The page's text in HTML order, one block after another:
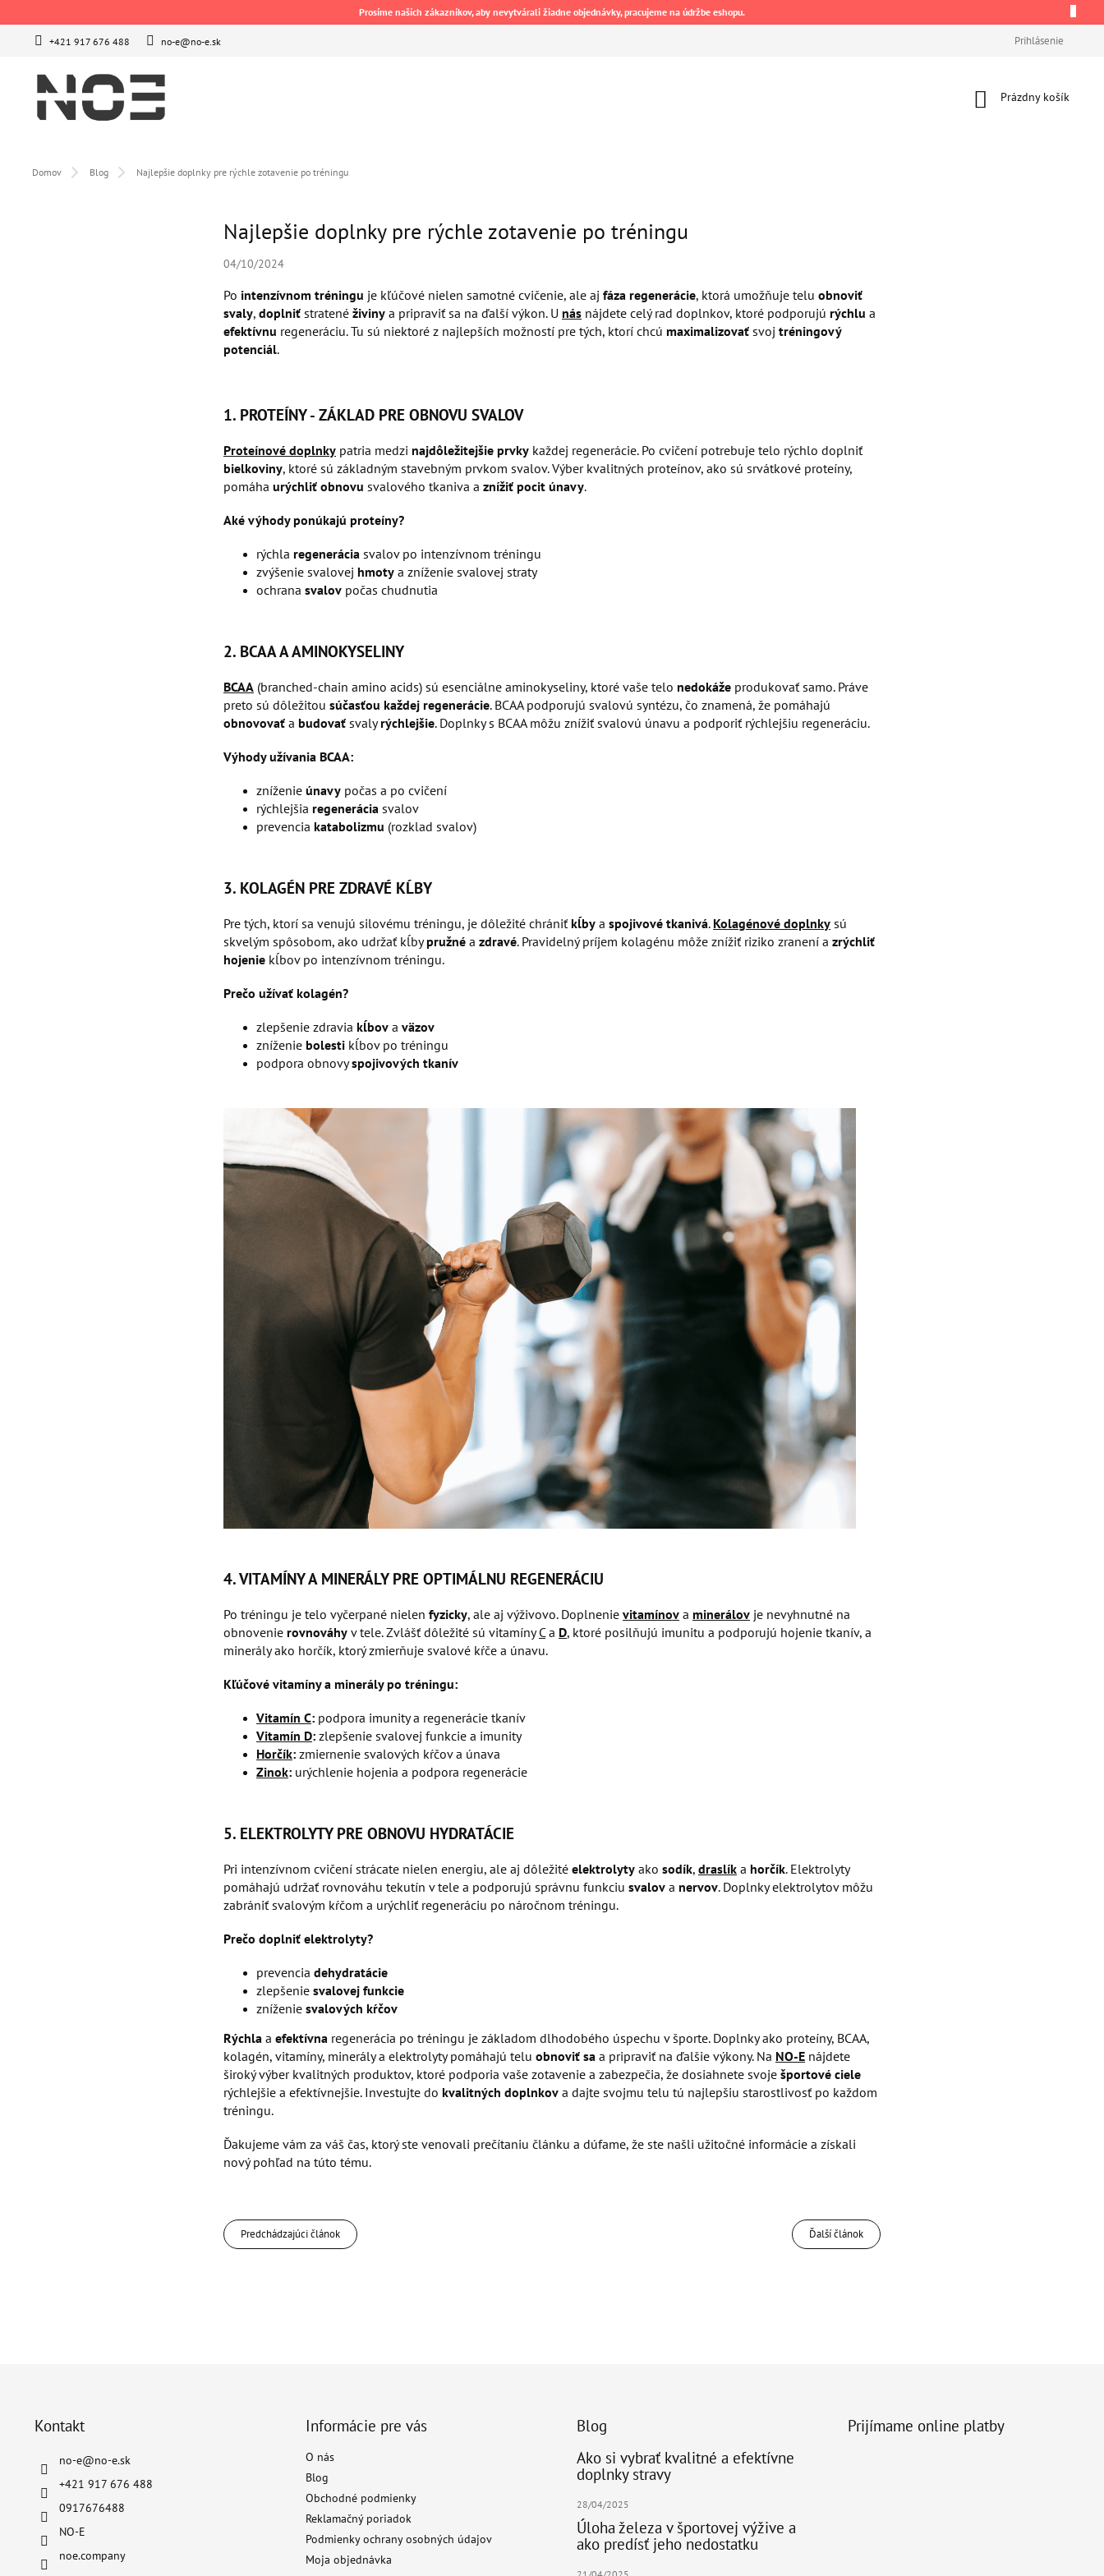
na
Prosíme naších zákazníkov, aby nevytvárali žiadne objednávky, pracujeme na údržbe eshopu.
+421 917 676 488 no-e@no-e.sk Prihlásenie
Nákupný
Prázdny košík
Domov Blog Najlepšie doplnky pre rýchle zotavenie po tréningu
Najlepšie doplnky pre rýchle zotavenie po tréningu
04/10/2024
Po intenzívnom tréningu je kľúčové nielen samotné cvičenie, ale aj fáza regenerácie, ktorá umožňuje telu obnoviť
svaly, doplniť stratené živiny a pripraviť sa na ďalší výkon. U nás nájdete celý rad doplnkov, ktoré podporujú rýchlu a
efektívnu regeneráciu. Tu sú niektoré z najlepších možností pre tých, ktorí chcú maximalizovať svoj tréningový
potenciál.
1. PROTEÍNY - ZÁKLAD PRE OBNOVU SVALOV
Proteínové doplnky patria medzi najdôležitejšie prvky každej regenerácie. Po cvičení potrebuje telo rýchlo doplniť
bielkoviny, ktoré sú základným stavebným prvkom svalov. Výber kvalitných proteínov, ako sú srvátkové proteíny,
pomáha urýchliť obnovu svalového tkaniva a znížiť pocit únavy.
Aké výhody ponúkajú proteíny?
rýchla regenerácia svalov po intenzívnom tréningu
zvýšenie svalovej hmoty a zníženie svalovej straty
ochrana svalov počas chudnutia
2. BCAA A AMINOKYSELINY
BCAA (branched-chain amino acids) sú esenciálne aminokyseliny, ktoré vaše telo nedokáže produkovať samo. Práve
preto sú dôležitou súčasťou každej regenerácie. BCAA podporujú svalovú syntézu, čo znamená, že pomáhajú
obnovovať a budovať svalyrýchlejšie. Doplnky s BCAA môžu znížiť svalovú únavu a podporiť rýchlejšiu regeneráciu.
Výhody užívania BCAA:
zníženie únavy počas a po cvičení
rýchlejšia regenerácia svalov
prevencia katabolizmu (rozklad svalov)
3. KOLAGÉN PRE ZDRAVÉ KĹBY
Pre tých, ktorí sa venujú silovému tréningu, je dôležité chrániť kĺby a spojivové tkanivá. Kolagénové doplnky sú
skvelým spôsobom, ako udržať kĺbypružné a zdravé. Pravidelný príjem kolagénu môže znížiť riziko zranení a zrýchliť
hojenie kĺbov po intenzívnom tréningu.
Prečo užívať kolagén?
zlepšenie zdravia kĺbov a väzov
zníženie bolesti kĺbov po tréningu
podpora obnovyspojivových tkanív
4. VITAMÍNY A MINERÁLY PRE OPTIMÁLNU REGENERÁCIU
Po tréningu je telo vyčerpané nielen fyzicky, ale aj výživovo. Doplnenie vitamínov a minerálov je nevyhnutné na
obnovenie rovnováhy v tele. Zvlášť dôležité sú vitamínyCa D, ktoré posilňujú imunitu a podporujú hojenie tkanív, a
minerály ako horčík, ktorý zmierňuje svalové kŕče a únavu.
Kľúčové vitamíny a minerály po tréningu:
Vitamín C: podpora imunity a regenerácie tkanív
Vitamín D: zlepšenie svalovej funkcie a imunity
Horčík: zmiernenie svalových kŕčov a únava
Zinok: urýchlenie hojenia a podpora regenerácie
5. ELEKTROLYTY PRE OBNOVU HYDRATÁCIE
Pri intenzívnom cvičení strácate nielen energiu, ale aj dôležité elektrolyty ako sodík, draslík a horčík. Elektrolyty
pomáhajú udržať rovnováhu tekutín v tele a podporujú správnu funkciu svalov a nervov. Doplnky elektrolytov môžu
zabrániť svalovým kŕčom a urýchliť regeneráciu po náročnom tréningu.
Prečo doplniť elektrolyty?
prevencia dehydratácie
zlepšenie svalovej funkcie
zníženie svalových kŕčov
Rýchla a efektívna regenerácia po tréningu je základom dlhodobého úspechu v športe. Doplnky ako proteíny, BCAA,
kolagén, vitamíny, minerály a elektrolyty pomáhajú telu obnoviť sa a pripraviť na ďalšie výkony. Na NO-E nájdete
široký výber kvalitných produktov, ktoré podporia vaše zotavenie a zabezpečia, že dosiahnete svoje športové ciele
rýchlejšie a efektívnejšie. Investujte do kvalitných doplnkov a dajte svojmu telu tú najlepšiu starostlivosť po každom
tréningu.
Ďakujeme vám za váš čas, ktorý ste venovali prečítaniu článku a dúfame, že ste našli užitočné informácie a získali
nový pohľad na túto tému.
Predchádzajúci článok Ďalší článok
Kontakt
no-e@no-e.sk
+421 917 676 488
0917676488
NO-E
noe.company
Informácie pre vás
O nás
Blog
Obchodné podmienky
Reklamačný poriadok
Podmienky ochrany osobných údajov
Moja objednávka
Blog
Ako si vybrať kvalitné a efektívne
doplnky stravy
28/04/2025
Úloha železa v športovej výžive a
ako predísť jeho nedostatku
Prijímame online platby